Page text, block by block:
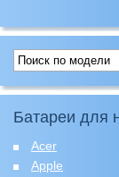
Батареи для
Acer
Apple